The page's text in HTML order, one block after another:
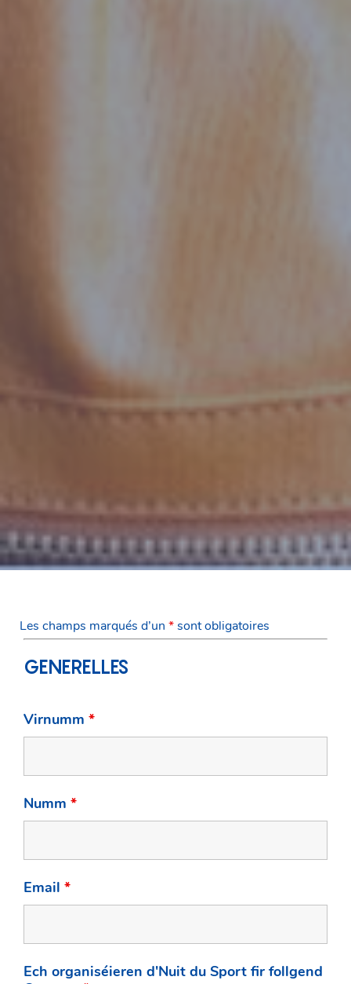
Les champs marqués d’un *sont obligatoires
GENERELLES
Virnumm *
Numm *
Email *
Ech organiséieren d'Nuit du Sport fir follgend